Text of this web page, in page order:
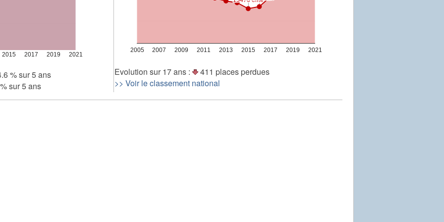
2015 2017 2019 2021
% sur 5 ans
sur 5 ans
2005 2007 2009 2011 2013 2015 2017 2019 2021
Evolution sur 17 ans :
411 places perdues
>> Voir le classement national